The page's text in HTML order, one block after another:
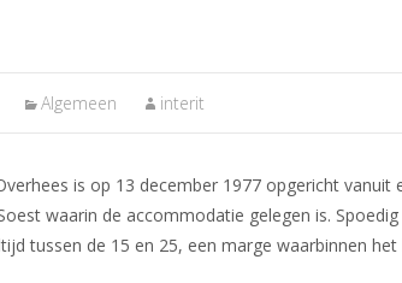
Algemeen interit
is op 13 december 1977 opgericht
waarin de accommodatie gelegen is.
tussen de 15 en 25, een marge waarbinnen